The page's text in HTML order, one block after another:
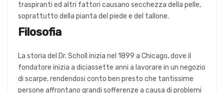
traspiranti ed altri fattori causano secchezza della pelle,
soprattutto della pianta del piede e del tallone.
Filosofia
La storia del Dr. Scholl inizia nel 1899 a Chicago, dove il
fondatore inizia a diciassette anni a lavorare in un negozio
di scarpe, rendendosi conto ben presto che tantissime
persone affrontano grandi sofferenze a causa di problemi